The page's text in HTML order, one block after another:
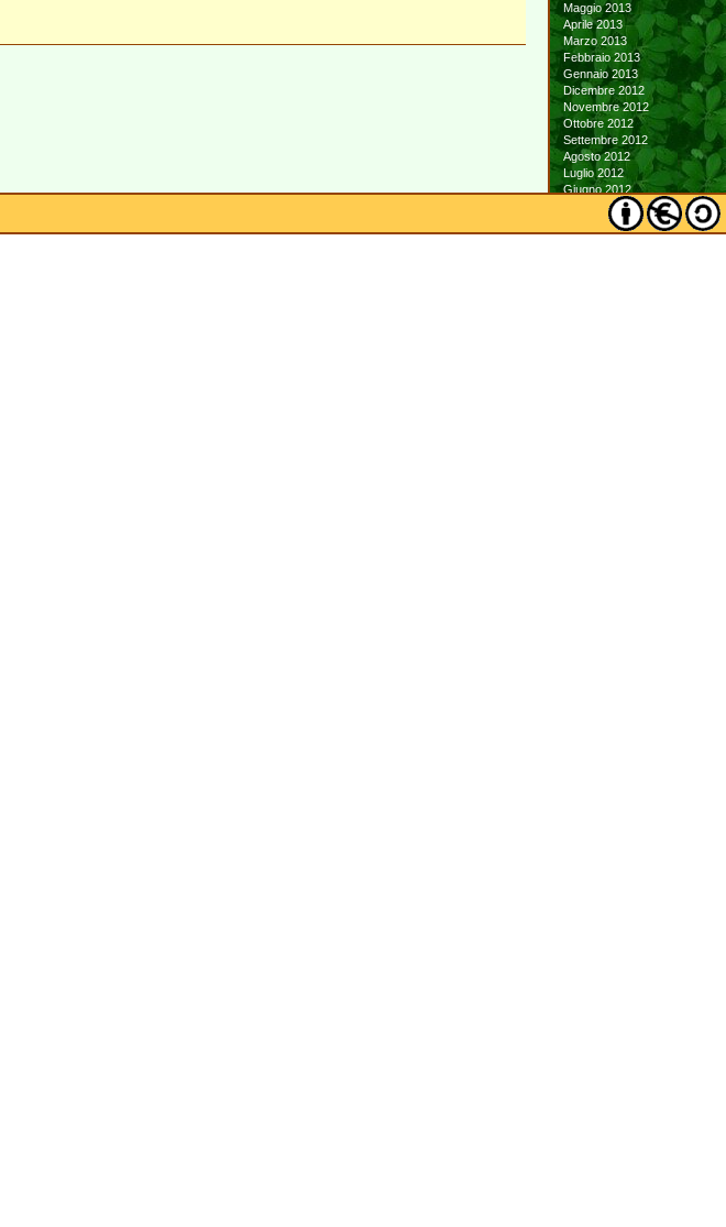
Maggio 2013
Aprile 2013
Marzo 2013
Febbraio 2013
Gennaio 2013
Dicembre 2012
Novembre 2012
Ottobre 2012
Settembre 2012
Agosto 2012
Luglio 2012
Giugno 2012
Maggio 2012
Aprile 2012
Marzo 2012